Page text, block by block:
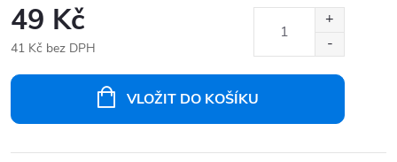
49 Kč
41 Kč bez DPH
VLOŽIT DO KOŠÍKU